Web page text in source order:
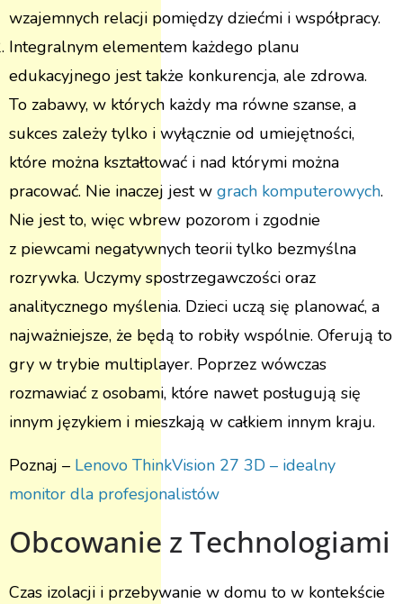
wzajemnych relacji pomiędzy dziećmi i współpracy.
Integralnym elementem każdego planu
edukacyjnego jest także konkurencja, ale zdrowa.
To zabawy, w których każdy ma równe szanse, a
sukces zależy tylko i wyłącznie od umiejętności,
które można kształtować i nad którymi można
pracować. Nie inaczej jest w grach komputerowych.
Nie jest to, więc wbrew pozorom i zgodnie
z piewcami negatywnych teorii tylko bezmyślna
rozrywka. Uczymy spostrzegawczości oraz
analitycznego myślenia. Dzieci uczą się planować, a
najważniejsze, że będą to robiły wspólnie. Oferują to
gry w trybie multiplayer. Poprzez wówczas
rozmawiać z osobami, które nawet posługują się
innym językiem i mieszkają w całkiem innym kraju.
Poznaj – Lenovo ThinkVision 27 3D – idealny
monitor dla profesjonalistów
Obcowanie z Technologiami
Czas izolacji i przebywanie w domu to w kontekście